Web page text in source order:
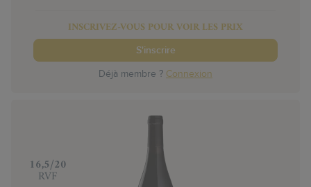
INSCRIVEZ-VOUS POUR VOIR LES PRIX
S'inscrire
Déjà membre ? Connexion
‍16,5/20
RVF